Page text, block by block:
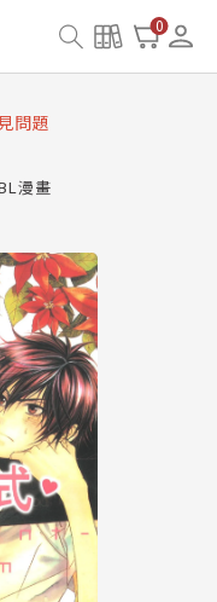
0
合併與書櫃開通申請
問題
櫃開通與資產合併申
併與書櫃開通申請
漫畫